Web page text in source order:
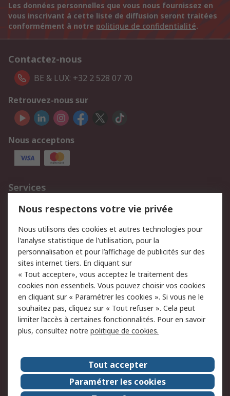
Les données personnelles que vous nous fournissez en
vous inscrivant à cette liste de diffusion seront traitées
conformément à notre politique de confidentialité.
Contactez-nous
BE & LUX: +32 2 528 07 70
Retrouvez-nous sur
Nous acceptons
Services
750.000 produits
2.500 marques
Retours
Support technique
Track & trace
Legal
Politique de cookies
Sécurité des e-mails
Politique de protection
des données - Mise à
jour
Conditions générales
de vente
A propos de RS
Le groupe RS Group
A propos de RS
RS dans le monde
Travaillez chez RS
Nous respectons votre vie privée
Nous utilisons des cookies et autres technologies pour
l'analyse statistique de l'utilisation, pour la
personnalisation et pour l’affichage de publicités sur des
sites internet tiers. En cliquant sur
« Tout accepter», vous acceptez le traitement des
cookies non essentiels. Vous pouvez choisir vos cookies
en cliquant sur « Paramétrer les cookies ». Si vous ne le
souhaitez pas, cliquez sur « Tout refuser ». Cela peut
limiter l’accès à certaines fonctionnalités. Pour en savoir
plus, consultez notre politique de cookies.
Tout accepter
Paramétrer les cookies